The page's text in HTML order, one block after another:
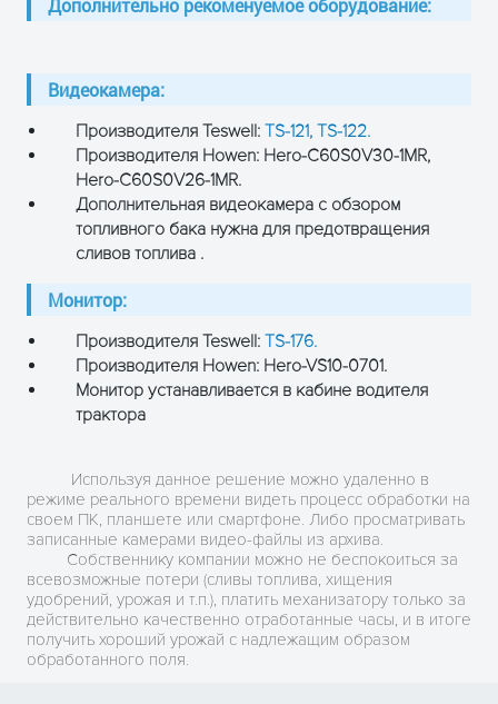
Дополнительно рекоменуемое оборудование:
Видеокамера:
Производителя Teswell: TS-121, TS-122.
Производителя Howen: Hero-C60S0V30-1MR,
Hero-C60S0V26-1MR.
Дополнительная видеокамера с обзором
топливного бака нужна для предотвращения
сливов топлива .
Монитор:
Производителя Teswell: TS-176.
Производителя Howen: Hero-VS10-0701.
Монитор устанавливается в кабине водителя
трактора
Используя данное решение можно удаленно в
режиме реального времени видеть процесс обработки на
своем ПК, планшете или смартфоне. Либо просматривать
записанные камерами видео-файлы из архива.
Собственнику компании можно не беспокоиться за
всевозможные потери (сливы топлива, хищения
удобрений, урожая и т.п.), платить механизатору только за
действительно качественно отработанные часы, и в итоге
получить хороший урожай с надлежащим образом
обработанного поля.